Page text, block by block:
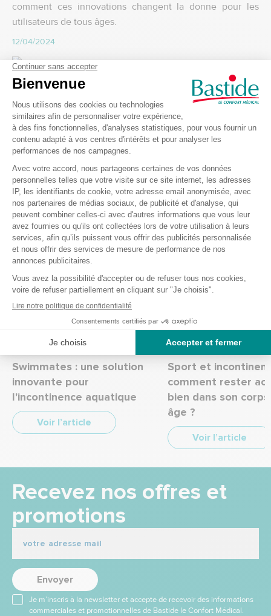
comment ces innovations changent la donne pour les
utilisateurs de tous âges.
12/04/2024
Déambulateur, rollator ou cadre de marche
quel modèle choisir ?
Pour retrouver toute votre confiance lors de vos différents
déplacements, avez-vous déjà pensé à utiliser un
déambulateur ? En fonction de votre autonomie, du type
de déplacement, (à l’intérieur ou à l’extérieur) du type de
sol, (glissant, lisse ou rugueux) et des caractéristiques de
cette aide à la mobilité (pliable, à roulette, avec siège,
freins…), découvrez notre guide conseil pour vous aider à
bien choisir votre déambulateur, rollator ou cadre de
marche.
23/01/2024
Derniers articles publiés
Swimmates : une solution
innovante pour
l'incontinence aquatique
Voir l’article
Sport et
comment rester
bien dans son
âge ?
Voir l’article
Recevez nos offres et
promotions
Envoyer
Je m’inscris à la newsletter et accepte de recevoir des informations
commerciales et promotionnelles de Bastide le Confort Médical.